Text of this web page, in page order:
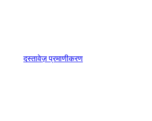
दस्तावेज़ प्रमाणीकरण